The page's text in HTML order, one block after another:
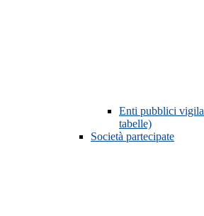
Enti pubblici
tabelle)
Società partecipate